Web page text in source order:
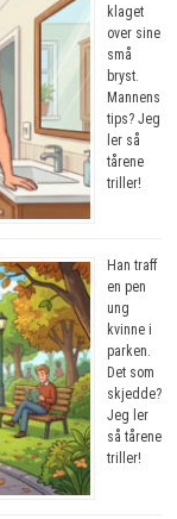
klaget
over sine
små
bryst.
Mannens
tips? Jeg
ler så
tårene
triller!
Han traff
en pen
ung
kvinne i
parken.
Det som
skjedde?
Jeg ler
så tårene
triller!